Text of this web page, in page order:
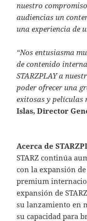
nuestro
audiencias un
una experiencia de
“Nos entusiasma
de contenido
STARZPLAY a
poder ofrecer una
exitosas y películas
Islas, Director
Acerca de
STARZ continúa
con la expansión
premium
expansión de
su lanzamiento en
su capacidad para